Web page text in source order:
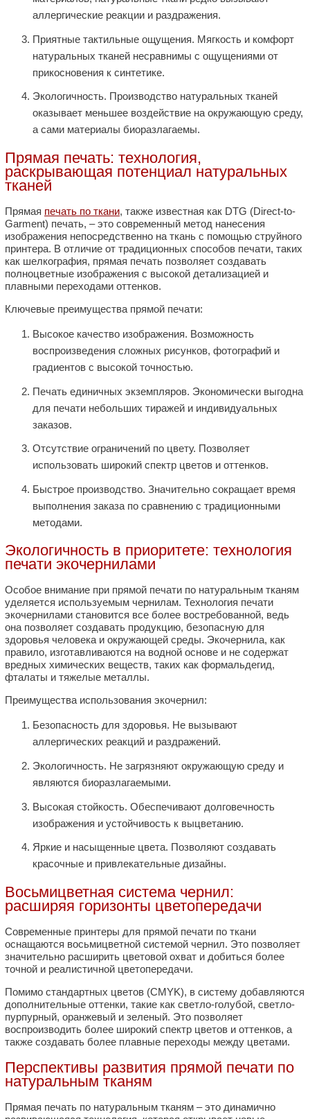
аллергические реакции и раздражения.
Приятные тактильные ощущения. Мягкость и комфорт
натуральных тканей несравнимы с ощущениями от
прикосновения к синтетике.
Экологичность. Производство натуральных тканей
оказывает меньшее воздействие на окружающую среду,
а сами материалы биоразлагаемы.
Прямая печать: технология,
раскрывающая потенциал натуральных
тканей
Прямая печать по ткани, также известная как DTG (Direct-to-
Garment) печать, – это современный метод нанесения
изображения непосредственно на ткань с помощью струйного
принтера. В отличие от традиционных способов печати, таких
как шелкография, прямая печать позволяет создавать
полноцветные изображения с высокой детализацией и
плавными переходами оттенков.
Ключевые преимущества прямой печати:
Высокое качество изображения. Возможность
воспроизведения сложных рисунков, фотографий и
градиентов с высокой точностью.
Печать единичных экземпляров. Экономически выгодна
для печати небольших тиражей и индивидуальных
заказов.
Отсутствие ограничений по цвету. Позволяет
использовать широкий спектр цветов и оттенков.
Быстрое производство. Значительно сокращает время
выполнения заказа по сравнению с традиционными
методами.
Экологичность в приоритете: технология
печати экочернилами
Особое внимание при прямой печати по натуральным тканям
уделяется используемым чернилам. Технология печати
экочернилами становится все более востребованной, ведь
она позволяет создавать продукцию, безопасную для
здоровья человека и окружающей среды. Экочернила, как
правило, изготавливаются на водной основе и не содержат
вредных химических веществ, таких как формальдегид,
фталаты и тяжелые металлы.
Преимущества использования экочернил:
Безопасность для здоровья. Не вызывают
аллергических реакций и раздражений.
Экологичность. Не загрязняют окружающую среду и
являются биоразлагаемыми.
Высокая стойкость. Обеспечивают долговечность
изображения и устойчивость к выцветанию.
Яркие и насыщенные цвета. Позволяют создавать
красочные и привлекательные дизайны.
Восьмицветная система чернил:
расширяя горизонты цветопередачи
Современные принтеры для прямой печати по ткани
оснащаются восьмицветной системой чернил. Это позволяет
значительно расширить цветовой охват и добиться более
точной и реалистичной цветопередачи.
Помимо стандартных цветов (CMYK), в систему добавляются
дополнительные оттенки, такие как светло-голубой, светло-
пурпурный, оранжевый и зеленый. Это позволяет
воспроизводить более широкий спектр цветов и оттенков, а
также создавать более плавные переходы между цветами.
Перспективы развития прямой печати по
натуральным тканям
Прямая печать по натуральным тканям – это динамично